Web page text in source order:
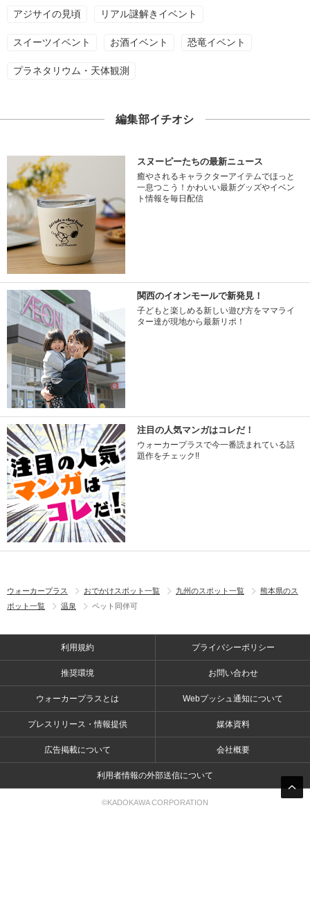
アジサイの見頃 リアル謎解きイベント
スイーツイベント お酒イベント 恐竜イベント
プラネタリウム・天体観測
編集部イチオシ
スヌーピーたちの最新ニュース
癒やされるキャラクターアイテムでほっと
一息つこう！かわいい最新グッズやイベン
ト情報を毎日配信
関西のイオンモールで新発見！
子どもと楽しめる新しい遊び方をママライ
ター達が現地から最新リポ！
注目の人気マンガはコレだ！
ウォーカープラスで今一番読まれている話
題作をチェック!!
ウォーカープラス おでかけスポット一覧 九州のスポット一覧
熊本県のス
ポット一覧
温泉 ペット同伴可
利用規約 プライバシーポリシー
推奨環境 お問い合わせ
ウォーカープラスとは Webプッシュ通知について
プレスリリース・情報提供 媒体資料
広告掲載について 会社概要
利用者情報の外部送信について
©KADOKAWA CORPORATION